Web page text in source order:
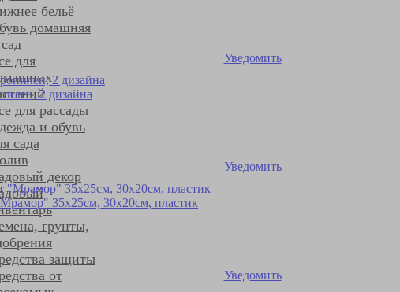
бельё
домашняя
для
для рассады
и обувь
сада
декор
грунты,
защиты
от
Уведомить
2 дизайна
Уведомить
35х25см, 30х20см, пластик
Уведомить